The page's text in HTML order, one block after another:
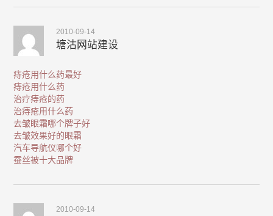
2010-09-14
塘沽网站建设
痔疮用什么药最好
痔疮用什么药
治疗痔疮的药
治痔疮用什么药
去皱眼霜哪个牌子好
去皱效果好的眼霜
汽车导航仪哪个好
蚕丝被十大品牌
2010-09-14